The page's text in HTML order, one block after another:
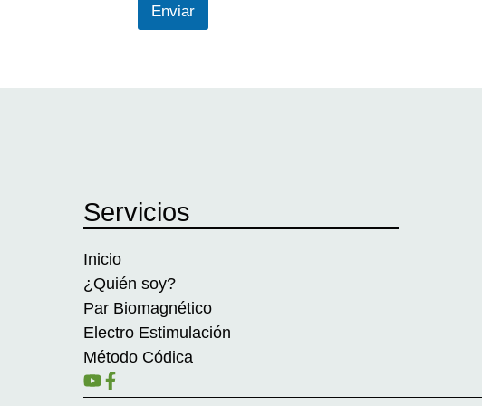
Enviar
Servicios
Inicio
¿Quién soy?
Par Biomagnético
Electro Estimulación
Método Códica